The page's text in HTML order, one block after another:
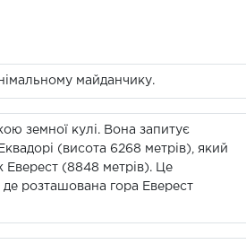
майданчику.
земної кулі. Вона запитує
(висота 6268 метрів), який
Еверест (8848 метрів). Це
де розташована гора Еверест